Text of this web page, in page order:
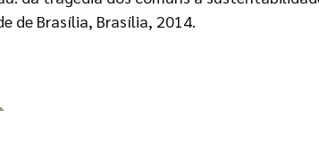
de Brasília, Brasília, 2014.